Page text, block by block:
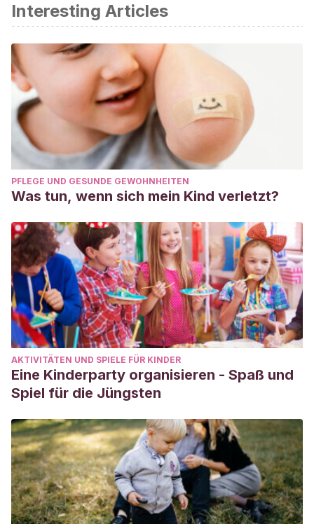
präzise angesehen.
Sabater, V. (2019, julio 12). Ser madre es tener el corazón
fuera del cuerpo. Recuperado mayo de 2020, de
https://lamenteesmaravillosa.com/madre-corazon-del-
cuerpo/
Aldana, R. (2017, noviembre 7). Lo que significa ser madre.
Recuperado mayo de 2020, de
https://lamenteesmaravillosa.com/lo-significa-madre/
Interesting Articles
PFLEGE UND GESUNDE GEWOHNHEITEN
Was tun, wenn sich mein Kind verletzt?
AKTIVITÄTEN UND SPIELE FÜR KINDER
Eine Kinderparty organisieren - Spaß und
Spiel für die Jüngsten